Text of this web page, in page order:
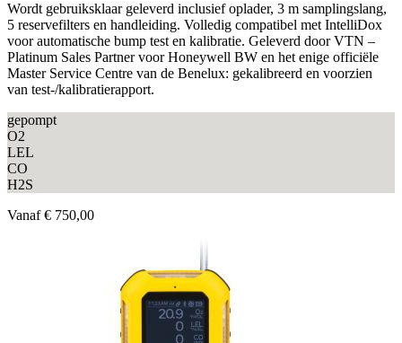
Wordt gebruiksklaar geleverd inclusief oplader, 3 m samplingslang,
5 reservefilters en handleiding. Volledig compatibel met IntelliDox
voor automatische bump test en kalibratie. Geleverd door VTN –
Platinum Sales Partner voor Honeywell BW en het enige officiële
Master Service Centre van de Benelux: gekalibreerd en voorzien
van test-/kalibratierapport.
gepompt
O2
LEL
CO
H2S
Vanaf € 750,00